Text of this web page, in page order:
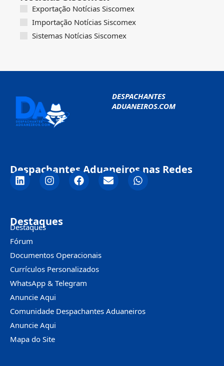
Exportação Notícias Siscomex
Importação Notícias Siscomex
Sistemas Notícias Siscomex
DESPACHANTES
ADUANEIROS.COM
Despachantes Aduaneiros nas Redes
Destaques
Destaques
Fórum
Documentos Operacionais
Currículos Personalizados
WhatsApp & Telegram
Anuncie Aqui
Comunidade Despachantes Aduaneiros
Anuncie Aqui
Mapa do Site